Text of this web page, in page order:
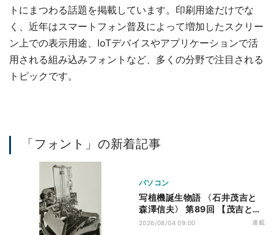
トにまつわる話題を掲載しています。印刷用途だけでな
く、近年はスマートフォン普及によって増加したスクリー
ン上での表示用途、IoTデバイスやアプリケーションで活
用される組み込みフォントなど、多くの分野で注目される
トピックです。
「フォント」の新着記事
パソコン
写植機誕生物語 〈石井茂吉と
森澤信夫〉 第89回 【茂吉と信
夫】新型写真植字機の構想
2026/08/04 09:00 連載